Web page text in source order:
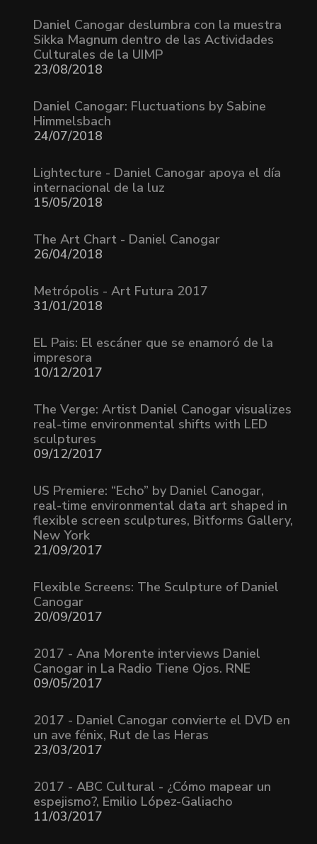
Daniel Canogar deslumbra con la muestra
Sikka Magnum dentro de las Actividades
Culturales de la UIMP
23/08/2018
Daniel Canogar: Fluctuations by Sabine
Himmelsbach
24/07/2018
Lightecture - Daniel Canogar apoya el día
internacional de la luz
15/05/2018
The Art Chart - Daniel Canogar
26/04/2018
Metrópolis - Art Futura 2017
31/01/2018
EL Pais: El escáner que se enamoró de la
impresora
10/12/2017
The Verge: Artist Daniel Canogar visualizes
real-time environmental shifts with LED
sculptures
09/12/2017
US Premiere: “Echo” by Daniel Canogar,
real-time environmental data art shaped in
flexible screen sculptures, Bitforms Gallery,
New York
21/09/2017
Flexible Screens: The Sculpture of Daniel
Canogar
20/09/2017
2017 - Ana Morente interviews Daniel
Canogar in La Radio Tiene Ojos. RNE
09/05/2017
2017 - Daniel Canogar convierte el DVD en
un ave fénix, Rut de las Heras
23/03/2017
2017 - ABC Cultural - ¿Cómo mapear un
espejismo?, Emilio López-Galiacho
11/03/2017